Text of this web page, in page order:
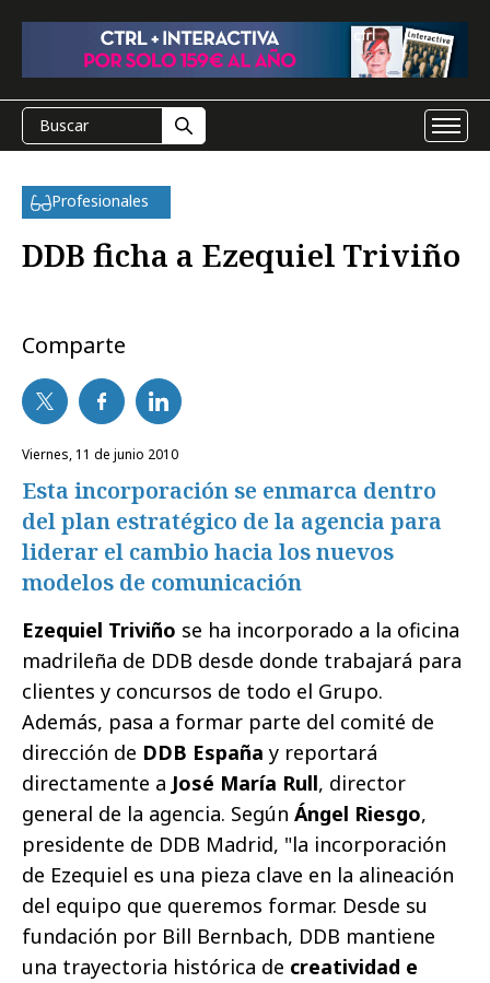
Profesionales
DDB ficha a Ezequiel Triviño
Comparte
viernes, 11 de junio 2010
Esta incorporación se enmarca dentro
del plan estratégico de la agencia para
liderar el cambio hacia los nuevos
modelos de comunicación
Ezequiel Triviño se ha incorporado a la oficina
madrileña de DDB desde donde trabajará para
clientes y concursos de todo el Grupo.
Además, pasa a formar parte del comité de
dirección de DDB España y reportará
directamente a José María Rull, director
general de la agencia. Según Ángel Riesgo,
presidente de DDB Madrid, "la incorporación
de Ezequiel es una pieza clave en la alineación
del equipo que queremos formar. Desde su
fundación por Bill Bernbach, DDB mantiene
una trayectoria histórica de creatividad e